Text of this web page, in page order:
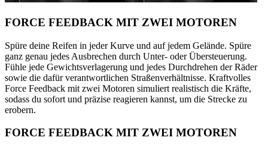
FORCE FEEDBACK MIT ZWEI MOTOREN
Spüre deine Reifen in jeder Kurve und auf jedem Gelände. Spüre
ganz genau jedes Ausbrechen durch Unter- oder Übersteuerung.
Fühle jede Gewichtsverlagerung und jedes Durchdrehen der Räder
sowie die dafür verantwortlichen Straßenverhältnisse. Kraftvolles
Force Feedback mit zwei Motoren simuliert realistisch die Kräfte,
sodass du sofort und präzise reagieren kannst, um die Strecke zu
erobern.
FORCE FEEDBACK MIT ZWEI MOTOREN